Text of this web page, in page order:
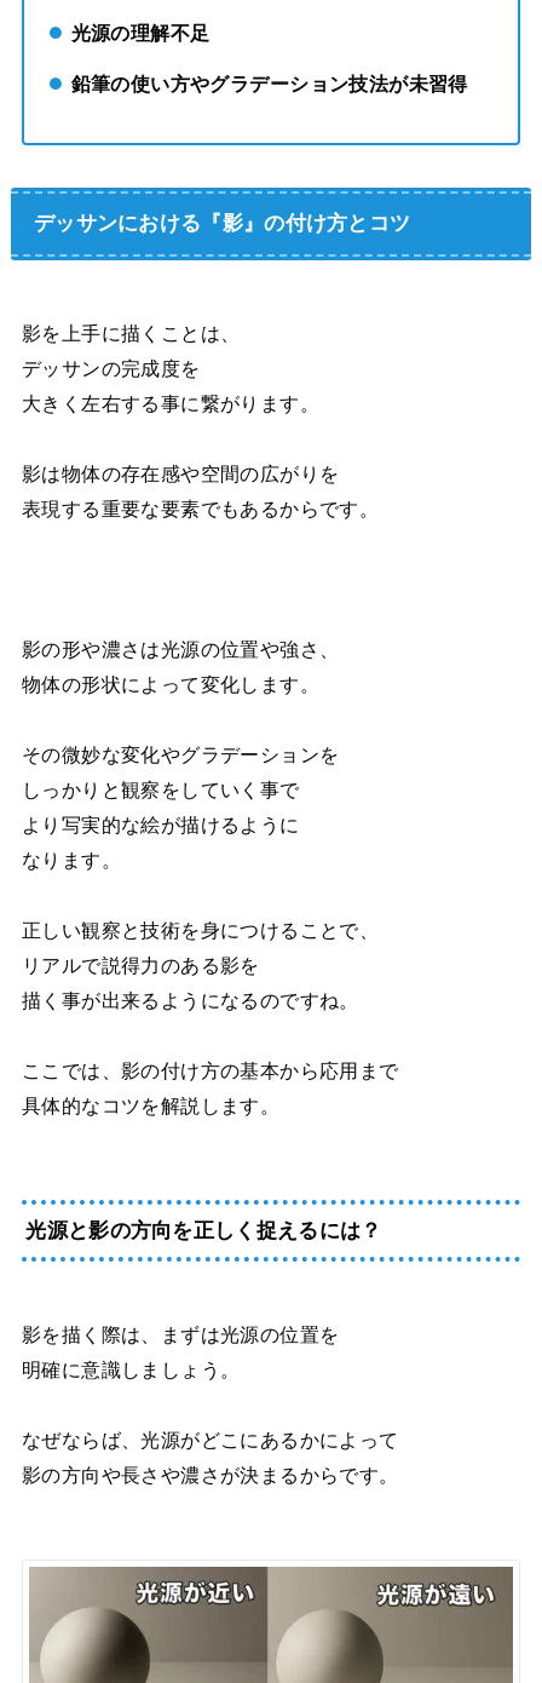
光源の理解不足
鉛筆の使い方やグラデーション技法が未習得
デッサンにおける『影』の付け方とコツ
影を上手に描くことは、
デッサンの完成度を
大きく左右する事に繋がります。
影は物体の存在感や空間の広がりを
表現する重要な要素でもあるからです。
影の形や濃さは光源の位置や強さ、
物体の形状によって変化します。
その微妙な変化やグラデーションを
しっかりと観察をしていく事で
より写実的な絵が描けるように
なります。
正しい観察と技術を身につけることで、
リアルで説得力のある影を
描く事が出来るようになるのですね。
ここでは、影の付け方の基本から応用まで
具体的なコツを解説します。
光源と影の方向を正しく捉えるには？
影を描く際は、まずは光源の位置を
明確に意識しましょう。
なぜならば、光源がどこにあるかによって
影の方向や長さや濃さが決まるからです。